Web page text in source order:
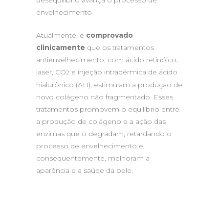
envelhecimento
Atualmente, é comprovado
clinicamente que os tratamentos
antienvelhecimento, com ácido retinóico,
laser, CO2 e injeção intradérmica de ácido
hialurônico (AH), estimulam a produção de
novo colágeno não fragmentado. Esses
tratamentos promovem o equilíbrio entre
a produção de colágeno e a ação das
enzimas que o degradam, retardando o
processo de envelhecimento e,
consequentemente, melhoram a
aparência e a saúde da pele.